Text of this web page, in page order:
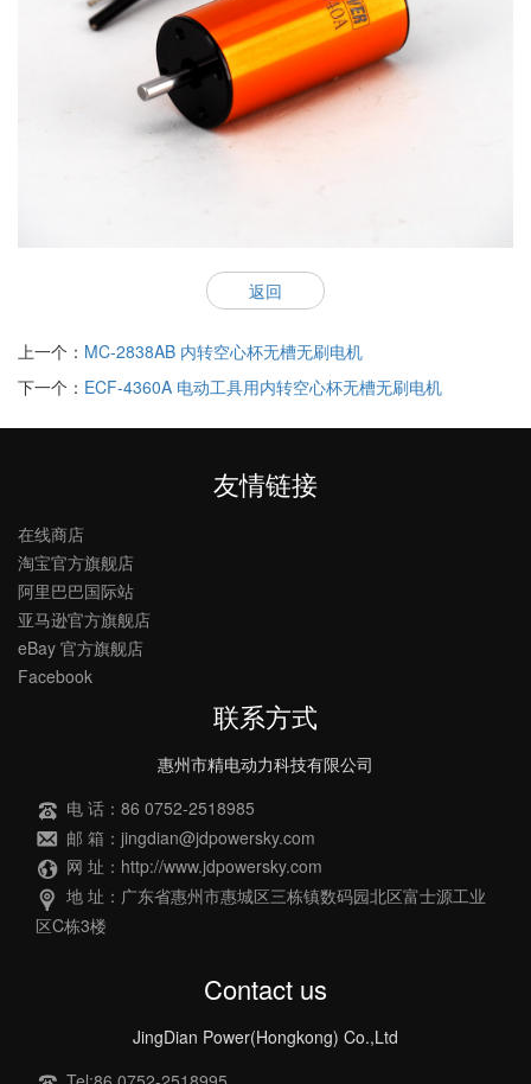
返回
上一个： MC-2838AB 内转空心杯无槽无刷电机
下一个： ECF-4360A 电动工具用内转空心杯无槽无刷电机
友情链接
在线商店
淘宝官方旗舰店
阿里巴巴国际站
亚马逊官方旗舰店
eBay 官方旗舰店
Facebook
联系方式
惠州市精电动力科技有限公司
电 话：86 0752-2518985
邮 箱：jingdian@jdpowersky.com
网 址：http://www.jdpowersky.com
地 址：广东省惠州市惠城区三栋镇数码园北区富士源工业
区C栋3楼
Contact us
JingDian Power(Hongkong) Co.,Ltd